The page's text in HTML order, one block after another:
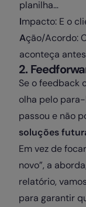
planilha…
Impacto: E o
Ação/Acordo:
aconteça
2.
Se o feedback
olha pelo
passou e não
soluções
Em vez de
novo”, a
relatório,
para garantir